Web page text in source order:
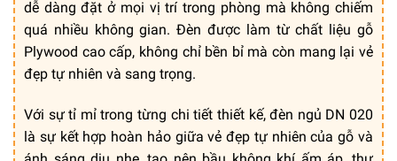
dễ dàng đặt ở mọi vị trí trong phòng mà không chiếm
quá nhiều không gian. Đèn được làm từ chất liệu gỗ
Plywood cao cấp, không chỉ bền bỉ mà còn mang lại vẻ
đẹp tự nhiên và sang trọng.
Với sự tỉ mỉ trong từng chi tiết thiết kế, đèn ngủ DN 020
là sự kết hợp hoàn hảo giữa vẻ đẹp tự nhiên của gỗ và